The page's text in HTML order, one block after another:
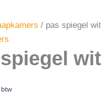
/ pas spiegel wit
wit